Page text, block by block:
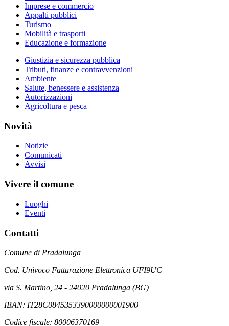
Imprese e commercio
Appalti pubblici
Turismo
Mobilità e trasporti
Educazione e formazione
Giustizia e sicurezza pubblica
Tributi, finanze e contravvenzioni
Ambiente
Salute, benessere e assistenza
Autorizzazioni
Agricoltura e pesca
Novità
Notizie
Comunicati
Avvisi
Vivere il comune
Luoghi
Eventi
Contatti
Comune di Pradalunga
Cod. Univoco Fatturazione Elettronica UFI9UC
via S. Martino, 24 - 24020 Pradalunga (BG)
IBAN: IT28C0845353390000000001900
Codice fiscale: 80006370169